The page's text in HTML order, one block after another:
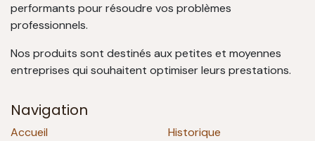
performants pour résoudre vos problèmes
professionnels.
Nos produits sont destinés aux petites et moyennes
entreprises qui souhaitent optimiser leurs prestations.
Navigation
Accueil
Historique